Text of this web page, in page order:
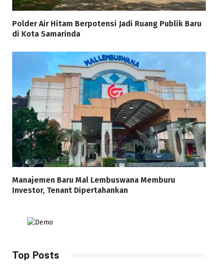
Polder Air Hitam Berpotensi Jadi Ruang Publik Baru
di Kota Samarinda
Manajemen Baru Mal Lembuswana Memburu
Investor, Tenant Dipertahankan
Top Posts